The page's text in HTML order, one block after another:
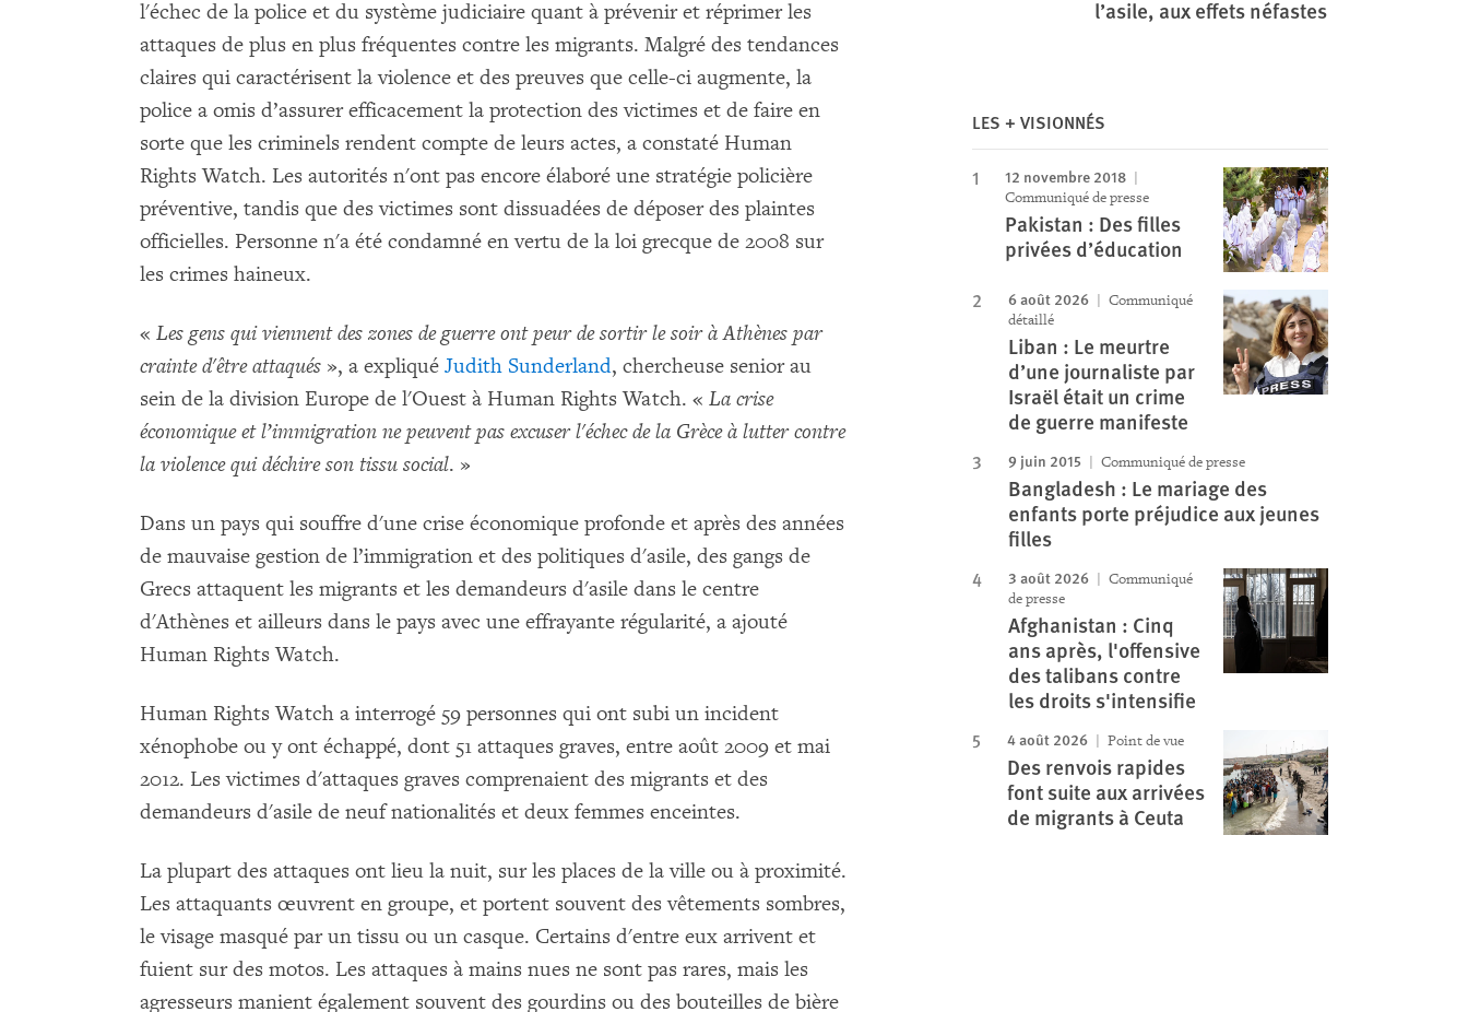
l'échec de la police et du système judiciaire quant à prévenir et réprimer les
attaques de plus en plus fréquentes contre les migrants. Malgré des tendances
claires qui caractérisent la violence et des preuves que celle-ci augmente, la
police a omis d’assurer efficacement la protection des victimes et de faire en
sorte que les criminels rendent compte de leurs actes, a constaté Human
Rights Watch. Les autorités n'ont pas encore élaboré une stratégie policière
préventive, tandis que des victimes sont dissuadées de déposer des plaintes
officielles. Personne n'a été condamné en vertu de la loi grecque de 2008 sur
les crimes haineux.
« Les gens qui viennent des zones de guerre ont peur de sortir le soir à Athènes par
crainte d'être attaqués », a expliqué Judith Sunderland, chercheuse senior au
sein de la division Europe de l'Ouest à Human Rights Watch. « La crise
économique et l’immigration ne peuvent pas excuser l'échec de la Grèce à lutter contre
la violence qui déchire son tissu social. »
Dans un pays qui souffre d'une crise économique profonde et après des années
de mauvaise gestion de l’immigration et des politiques d'asile, des gangs de
Grecs attaquent les migrants et les demandeurs d'asile dans le centre
d'Athènes et ailleurs dans le pays avec une effrayante régularité, a ajouté
Human Rights Watch.
Human Rights Watch a interrogé 59 personnes qui ont subi un incident
xénophobe ou y ont échappé, dont 51 attaques graves, entre août 2009 et mai
2012. Les victimes d'attaques graves comprenaient des migrants et des
demandeurs d'asile de neuf nationalités et deux femmes enceintes.
La plupart des attaques ont lieu la nuit, sur les places de la ville ou à proximité.
Les attaquants œuvrent en groupe, et portent souvent des vêtements sombres,
le visage masqué par un tissu ou un casque. Certains d'entre eux arrivent et
fuient sur des motos. Les attaques à mains nues ne sont pas rares, mais les
agresseurs manient également souvent des gourdins ou des bouteilles de bière
l’asile, aux effets néfastes
LES + VISIONNÉS
12 novembre 2018
Communiqué de presse
Pakistan : Des filles
privées d’éducation
6 août 2026
Communiqué
détaillé
Liban : Le meurtre
d’une journaliste par
Israël était un crime
de guerre manifeste
9 juin 2015 Communiqué de presse
Bangladesh : Le mariage des
enfants porte préjudice aux jeunes
filles
3 août 2026
Communiqué
de presse
Afghanistan : Cinq
ans après, l'offensive
des talibans contre
les droits s'intensifie
4 août 2026 Point de vue
Des renvois rapides
font suite aux arrivées
de migrants à Ceuta